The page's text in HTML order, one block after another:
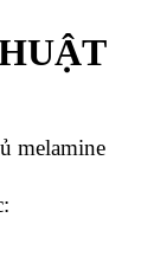
melamine